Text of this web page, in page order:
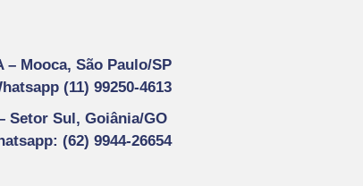
– Mooca, São Paulo/SP
(11) 99250-4613
Setor Sul, Goiânia/GO
: (62) 9944-26654